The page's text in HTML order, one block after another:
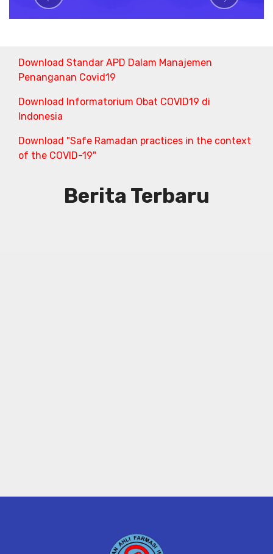
Previous Next
Download Standar APD Dalam Manajemen
Penanganan Covid19
Download Informatorium Obat COVID19 di
Indonesia
Download "Safe Ramadan practices in the context
of the COVID-19"
Berita Terbaru